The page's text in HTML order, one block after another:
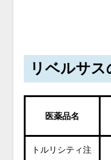
リベルサス
医薬品名
トルリシティ注